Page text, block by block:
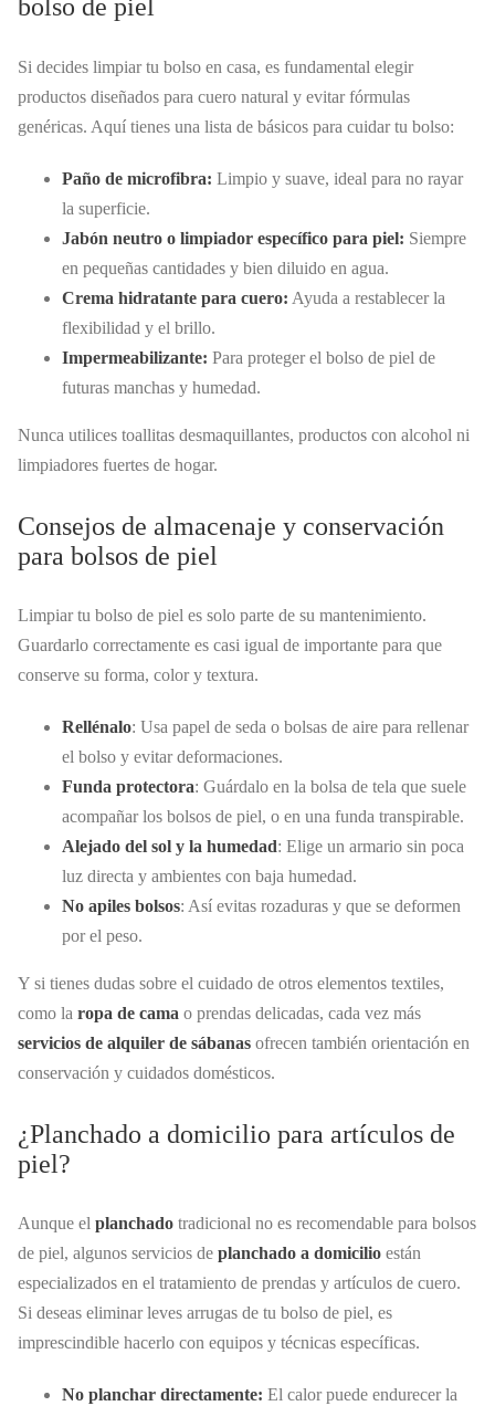
bolso de piel
Si decides limpiar tu bolso en casa, es fundamental elegir
productos diseñados para cuero natural y evitar fórmulas
genéricas. Aquí tienes una lista de básicos para cuidar tu bolso:
Paño de microfibra: Limpio y suave, ideal para no rayar
la superficie.
Jabón neutro o limpiador específico para piel: Siempre
en pequeñas cantidades y bien diluido en agua.
Crema hidratante para cuero: Ayuda a restablecer la
flexibilidad y el brillo.
Impermeabilizante: Para proteger el bolso de piel de
futuras manchas y humedad.
Nunca utilices toallitas desmaquillantes, productos con alcohol ni
limpiadores fuertes de hogar.
Consejos de almacenaje y conservación
para bolsos de piel
Limpiar tu bolso de piel es solo parte de su mantenimiento.
Guardarlo correctamente es casi igual de importante para que
conserve su forma, color y textura.
Rellénalo: Usa papel de seda o bolsas de aire para rellenar
el bolso y evitar deformaciones.
Funda protectora: Guárdalo en la bolsa de tela que suele
acompañar los bolsos de piel, o en una funda transpirable.
Alejado del sol y la humedad: Elige un armario sin poca
luz directa y ambientes con baja humedad.
No apiles bolsos: Así evitas rozaduras y que se deformen
por el peso.
Y si tienes dudas sobre el cuidado de otros elementos textiles,
como la ropa de cama o prendas delicadas, cada vez más
servicios de alquiler de sábanas ofrecen también orientación en
conservación y cuidados domésticos.
¿Planchado a domicilio para artículos de
piel?
Aunque el planchado tradicional no es recomendable para bolsos
de piel, algunos servicios de planchado a domicilio están
especializados en el tratamiento de prendas y artículos de cuero.
Si deseas eliminar leves arrugas de tu bolso de piel, es
imprescindible hacerlo con equipos y técnicas específicas.
No planchar directamente: El calor puede endurecer la